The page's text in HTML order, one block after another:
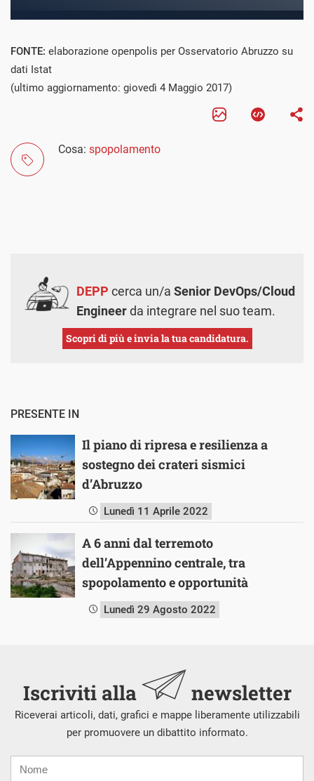
FONTE: elaborazione openpolis per Osservatorio Abruzzo su
dati Istat
(ultimo aggiornamento: giovedì 4 Maggio 2017)
Cosa: spopolamento
DEPP cerca un/a Senior DevOps/Cloud
Engineerda integrare nel suo team.
Scopri di più e invia la tua candidatura.
PRESENTE IN
Il piano di ripresa e resilienza a
sostegno dei crateri sismici
d’Abruzzo
Lunedì 11 Aprile 2022
A 6 anni dal terremoto
dell’Appennino centrale, tra
spopolamento e opportunità
Lunedì 29 Agosto 2022
Iscriviti alla newsletter
Riceverai articoli, dati, grafici e mappe liberamente utilizzabili
per promuovere un dibattito informato.
mail